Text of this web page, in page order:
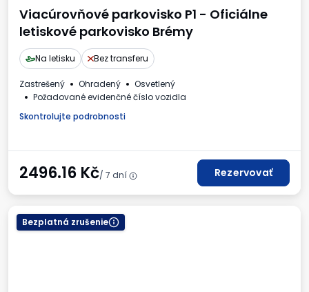
Viacúrovňové parkovisko P1 - Oficiálne
letiskové parkovisko Brémy
Na letisku Bez transferu
Zastrešený Ohradený
Osvetlený
Požadované evidenčné číslo vozidla
Skontrolujte podrobnosti
2496.16 Kč/ 7 dní Rezervovať
Bezplatná zrušenie